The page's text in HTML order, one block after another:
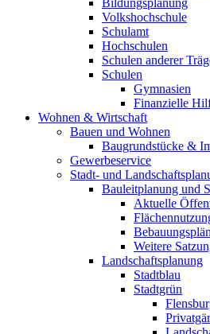
Bildungsplanung
Volkshochschule
Schulamt
Hochschulen
Schulen anderer
Schulen
Gymnasien
Finanzielle
Wohnen & Wirtschaft
Bauen und Wohnen
Baugrundstücke &
Gewerbeservice
Stadt- und
Bauleitplanung und
Aktuelle
Weitere
Landschaftsplanung
Stadtblau
Stadtgrün